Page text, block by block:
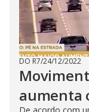
DO R7/24/12/2022
aumenta